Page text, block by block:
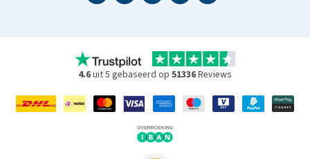
4.6uit 5 gebaseerd op 51336Reviews